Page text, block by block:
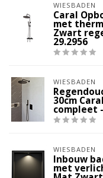
WIESBADEN
Caral
met
Zwart
29.2956
WIESBADEN
30cm
compleet
WIESBADEN
Inbouw
met